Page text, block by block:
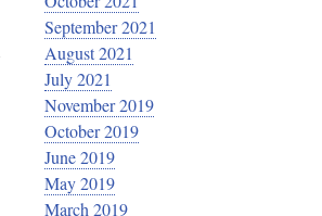
September 2021
August 2021
July 2021
November 2019
October 2019
June 2019
May 2019
March 2019